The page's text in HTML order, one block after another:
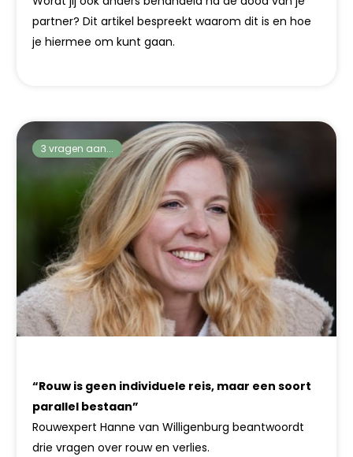
partner? Dit artikel bespreekt waarom dit is en hoe
je hiermee om kunt gaan.
3 vragen aan...
“Rouw is geen individuele reis, maar een soort
parallel bestaan”
Rouwexpert Hanne van Willigenburg beantwoordt
drie vragen over rouw en verlies.